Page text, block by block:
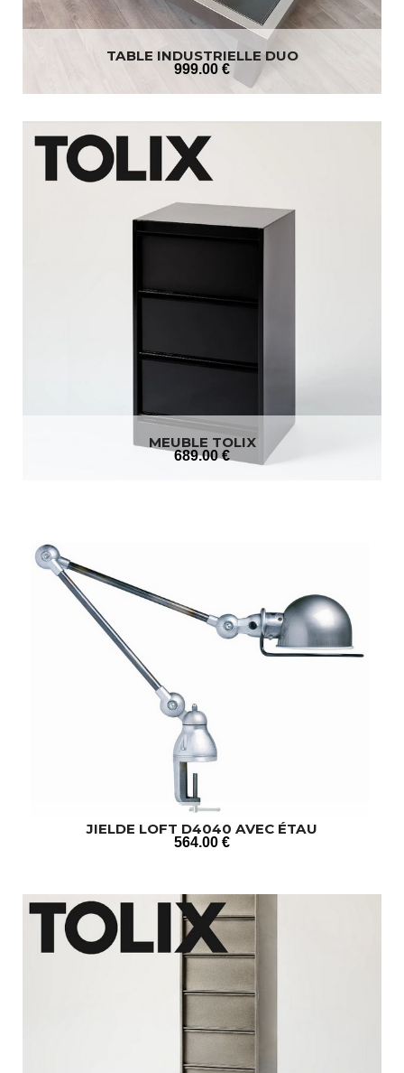
TABLE INDUSTRIELLE DUO
999.00 €
MEUBLE TOLIX
689.00 €
JIELDE LOFT D4040 AVEC ÉTAU
564.00 €